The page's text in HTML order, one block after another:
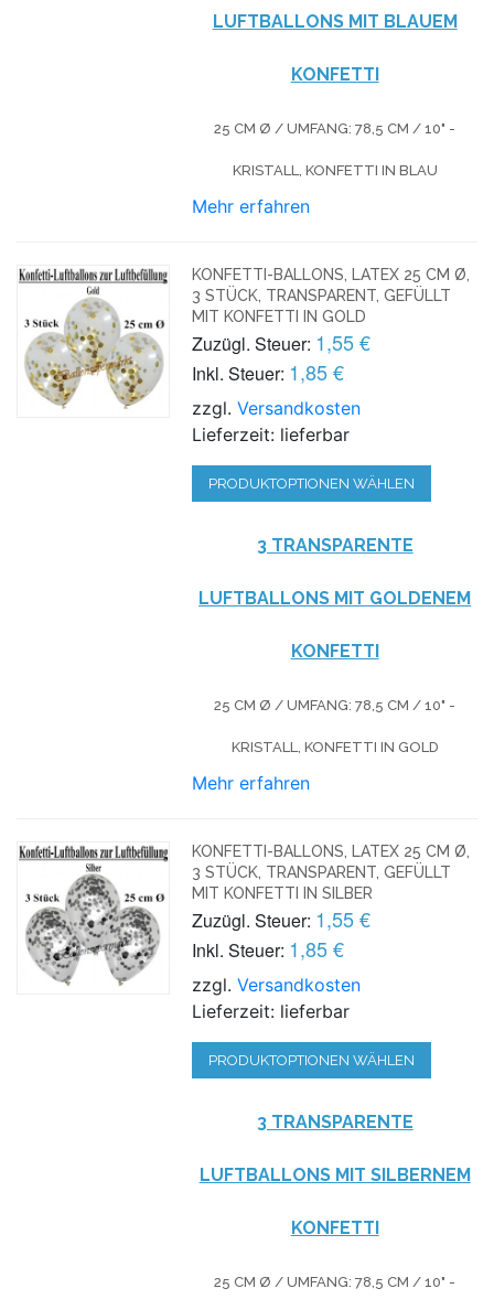
LUFTBALLONS MIT BLAUEM
KONFETTI
25 CM Ø / UMFANG: 78,5 CM / 10" -
KRISTALL, KONFETTI IN BLAU
Mehr erfahren
KONFETTI-BALLONS, LATEX 25 CM Ø,
3 STÜCK, TRANSPARENT, GEFÜLLT
MIT KONFETTI IN GOLD
Zuzügl. Steuer: 1,55 €
Inkl. Steuer: 1,85 €
zzgl.Versandkosten
Lieferzeit: lieferbar
PRODUKTOPTIONEN WÄHLEN
3 TRANSPARENTE
LUFTBALLONS MIT GOLDENEM
KONFETTI
25 CM Ø / UMFANG: 78,5 CM / 10" -
KRISTALL, KONFETTI IN GOLD
Mehr erfahren
KONFETTI-BALLONS, LATEX 25 CM Ø,
3 STÜCK, TRANSPARENT, GEFÜLLT
MIT KONFETTI IN SILBER
Zuzügl. Steuer: 1,55 €
Inkl. Steuer: 1,85 €
zzgl.Versandkosten
Lieferzeit: lieferbar
PRODUKTOPTIONEN WÄHLEN
3 TRANSPARENTE
LUFTBALLONS MIT SILBERNEM
KONFETTI
25 CM Ø / UMFANG: 78,5 CM / 10" -